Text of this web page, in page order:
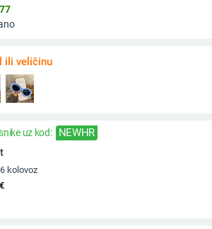
ili veličinu
uz kod: NEWHR
kolovoz
€